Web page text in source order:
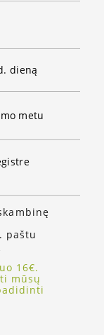
dieną
metu
paštu
16€.
mūsų